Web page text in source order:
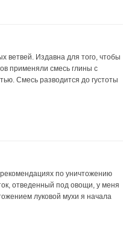
ветвей. Издавна для того, чтобы
применяли смесь глины с
Смесь разводится до густоты
по уничтожению
отведенный под овощи, у меня
луковой мухи я начала